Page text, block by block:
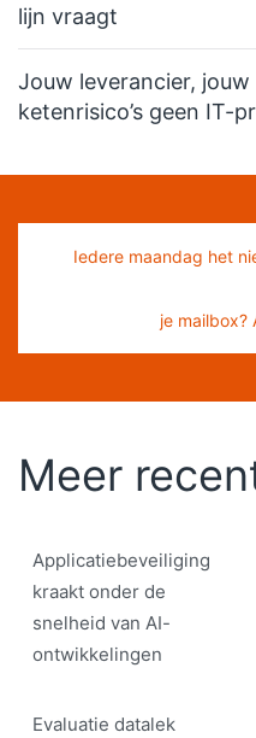
lijn vraagt
Jouw leverancier, jouw
ketenrisico’s geen IT-
Iedere maandag het
je mailbox?
Meer
Applicatiebeveiliging
kraakt onder de
snelheid van AI-
ontwikkelingen
Evaluatie datalek